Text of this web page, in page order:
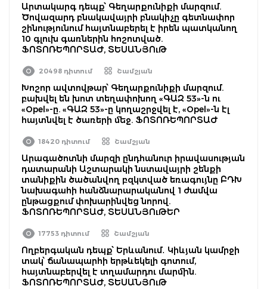
Արտակարգ դեպք՝ Գեղարքունիքի մարզում.
Ծովազարդ բնակավայրի բնակիչը գետնափոր
շինությունում հայտնաբերել է իրեն պատկանող
10 գլուխ գառներին հոշոտված.
ՖՈՏՈՌԵՊՈՐՏԱԺ, ՏԵՍԱՆՅՈւԹ
20498 դիտում Շամշյան
Խոշոր ավտովթար՝ Գեղարքունիքի մարզում.
բախվել են խոտ տեղափոխող «ԳԱԶ 53»-ն ու
«Opel»-ը. «ԳԱԶ 53»-ը կողաշրջվել է, «Opel»-ն էլ
հայտնվել է ծառերի մեջ. ՖՈՏՈՌԵՊՈՐՏԱԺ
18420 դիտում Շամշյան
Արագածոտնի մարզի ընդհանուր իրավասության
դատարանի Աշտարակի նստավայրի շենքի
տանիքին ծածանվող բզկտված եռագույնը ԲԴԽ
նախագահի հանձնարարականով 1 ժամվա
ընթացքում փոխարինվեց նորով.
ՖՈՏՈՌԵՊՈՐՏԱԺ, ՏԵՍԱՆՅՈւԹԵՐ
17753 դիտում Շամշյան
Ողբերգական դեպք՝ Երևանում․ Կիևյան կամրջի
տակ՝ ճանապարհի երթևեկելի գոտում,
հայտնաբերվել է տղամարդու մարմին.
ՖՈՏՈՌԵՊՈՐՏԱԺ, ՏԵՍԱՆՅՈւԹ